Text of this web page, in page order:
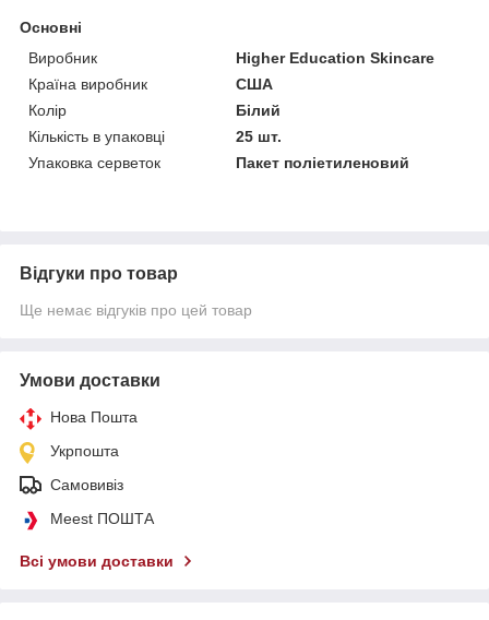
Основні
Виробник
Higher Education Skincare
Країна виробник
США
Колір
Білий
Кількість в упаковці
25 шт.
Упаковка серветок
Пакет поліетиленовий
Відгуки про товар
Ще немає відгуків про цей товар
Умови доставки
Нова Пошта
Укрпошта
Самовивіз
Meest ПОШТА
Всі умови доставки